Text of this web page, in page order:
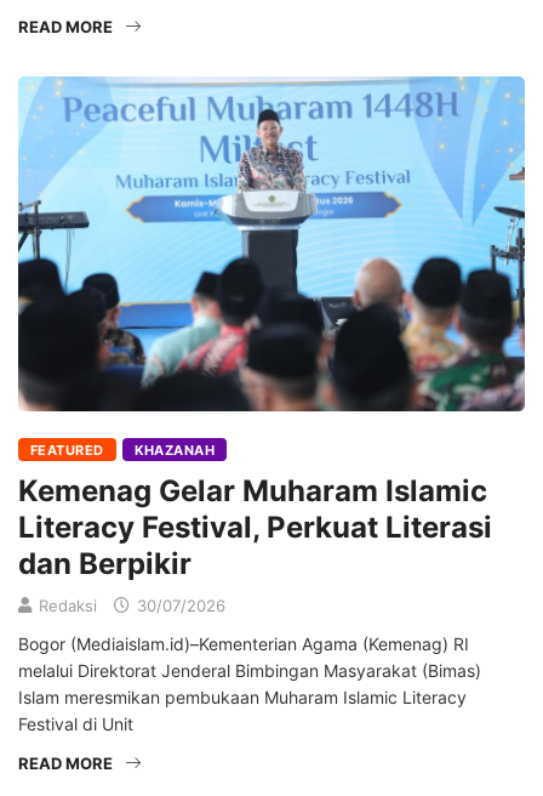
READ MORE
FEATURED KHAZANAH
Kemenag Gelar Muharam Islamic
Literacy Festival, Perkuat Literasi
dan Berpikir
Redaksi 30/07/2026
Bogor (Mediaislam.id)–Kementerian Agama (Kemenag) RI
melalui Direktorat Jenderal Bimbingan Masyarakat (Bimas)
Islam meresmikan pembukaan Muharam Islamic Literacy
Festival di Unit
READ MORE